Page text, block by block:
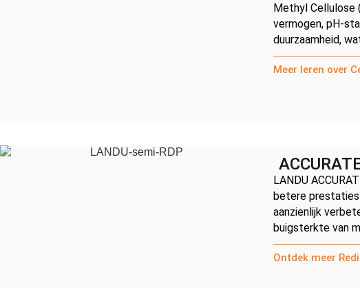
Methyl Cellulose
vermogen, pH-
duurzaamheid,
Meer leren over
LANDU
betere prestaties
aanzienlijk
buigsterkte van
Ontdek meer